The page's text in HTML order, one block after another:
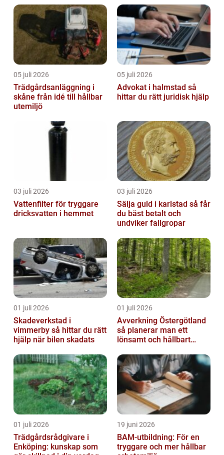
05 juli 2026
Trädgårdsanläggning i
skåne från idé till hållbar
utemiljö
05 juli 2026
Advokat i halmstad så
hittar du rätt juridisk hjälp
03 juli 2026
Vattenfilter för tryggare
dricksvatten i hemmet
03 juli 2026
Sälja guld i karlstad så får
du bäst betalt och
undviker fallgropar
01 juli 2026
Skadeverkstad i
vimmerby så hittar du rätt
hjälp när bilen skadats
01 juli 2026
Avverkning Östergötland
så planerar man ett
lönsamt och hållbart
01 juli 2026
Trädgårdsrådgivare i
Enköping: kunskap som
19 juni 2026
BAM-utbildning: För en
tryggare och mer hållbar